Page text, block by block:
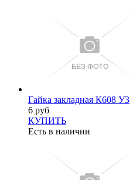
Гайка закладная К608 У3
6 руб
КУПИТЬ
Есть в наличии